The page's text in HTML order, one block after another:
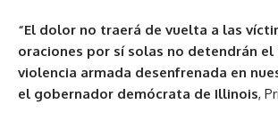
“El dolor no traerá de vuelta a las
oraciones por sí solas no detendrán
violencia armada desenfrenada en
el gobernador demócrata de Illinois,